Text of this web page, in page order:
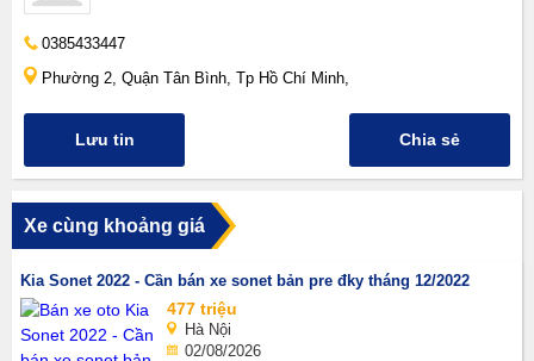
0385433447
Phường 2, Quận Tân Bình, Tp Hồ Chí Minh,
Lưu tin Chia sẻ
Xe cùng khoảng giá
Kia Sonet 2022 - Cần bán xe sonet bản pre đky tháng 12/2022
477 triệu
Hà Nội
02/08/2026